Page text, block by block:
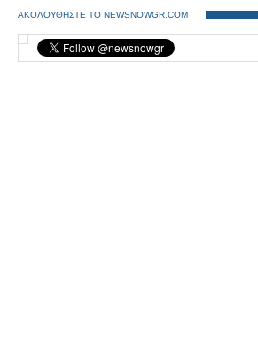
ΑΚΟΛΟΥΘΗΣΤΕ ΤΟ NEWSNOWGR.COM